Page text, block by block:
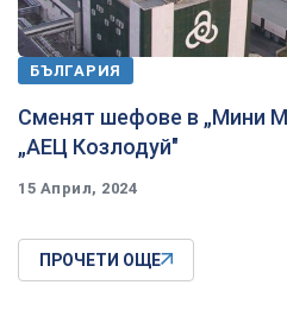
БЪЛГАРИЯ
Сменят шефове в „Мини
„АЕЦ Козлодуй"
15 Април, 2024
ПРОЧЕТИ ОЩЕ